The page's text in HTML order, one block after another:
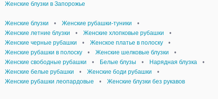
Женские блузки в Запорожье
Женские блузки • Женские рубашки-туники
•
Женские летние блузки
• Женские хлопковые рубашки
•
Женские черные рубашки
• Женское платье в полоску
•
Женские рубашки в полоску
• Женские шелковые блузки
•
Женские свободные рубашки
• Белые блузы • Нарядная блузка
•
Женские белые рубашки
• Женские боди рубашки
•
Женские рубашки леопардовые
• Женские блузки без рукавов